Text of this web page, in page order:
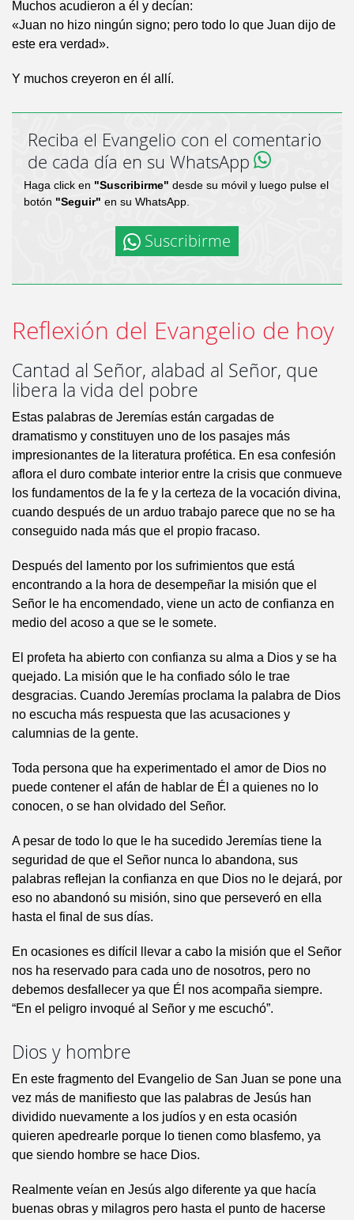
Muchos acudieron a él y decían:
«Juan no hizo ningún signo; pero todo lo que Juan dijo de
este era verdad».
Y muchos creyeron en él allí.
Reciba el Evangelio con el comentario
de cada día en su WhatsApp
Haga click en "Suscribirme" desde su móvil y luego pulse el
botón "Seguir" en su WhatsApp.
Suscribirme
Reflexión del Evangelio de hoy
Cantad al Señor, alabad al Señor, que
libera la vida del pobre
Estas palabras de Jeremías están cargadas de
dramatismo y constituyen uno de los pasajes más
impresionantes de la literatura profética. En esa confesión
aflora el duro combate interior entre la crisis que conmueve
los fundamentos de la fe y la certeza de la vocación divina,
cuando después de un arduo trabajo parece que no se ha
conseguido nada más que el propio fracaso.
Después del lamento por los sufrimientos que está
encontrando a la hora de desempeñar la misión que el
Señor le ha encomendado, viene un acto de confianza en
medio del acoso a que se le somete.
El profeta ha abierto con confianza su alma a Dios y se ha
quejado. La misión que le ha confiado sólo le trae
desgracias. Cuando Jeremías proclama la palabra de Dios
no escucha más respuesta que las acusaciones y
calumnias de la gente.
Toda persona que ha experimentado el amor de Dios no
puede contener el afán de hablar de Él a quienes no lo
conocen, o se han olvidado del Señor.
A pesar de todo lo que le ha sucedido Jeremías tiene la
seguridad de que el Señor nunca lo abandona, sus
palabras reflejan la confianza en que Dios no le dejará, por
eso no abandonó su misión, sino que perseveró en ella
hasta el final de sus días.
En ocasiones es difícil llevar a cabo la misión que el Señor
nos ha reservado para cada uno de nosotros, pero no
debemos desfallecer ya que Él nos acompaña siempre.
“En el peligro invoqué al Señor y me escuchó”.
Dios y hombre
En este fragmento del Evangelio de San Juan se pone una
vez más de manifiesto que las palabras de Jesús han
dividido nuevamente a los judíos y en esta ocasión
quieren apedrearle porque lo tienen como blasfemo, ya
que siendo hombre se hace Dios.
Realmente veían en Jesús algo diferente ya que hacía
buenas obras y milagros pero hasta el punto de hacerse